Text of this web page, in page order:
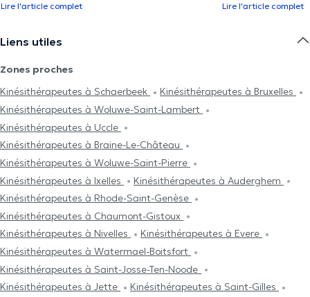
Lire l'article complet Lire l'article complet
Liens utiles
Zones proches
Kinésithérapeutes à Schaerbeek
Kinésithérapeutes à Bruxelles
Kinésithérapeutes à Woluwe-Saint-Lambert
Kinésithérapeutes à Uccle
Kinésithérapeutes à Braine-Le-Château
Kinésithérapeutes à Woluwe-Saint-Pierre
Kinésithérapeutes à Ixelles
Kinésithérapeutes à Auderghem
Kinésithérapeutes à Rhode-Saint-Genèse
Kinésithérapeutes à Chaumont-Gistoux
Kinésithérapeutes à Nivelles
Kinésithérapeutes à Evere
Kinésithérapeutes à Watermael-Boitsfort
Kinésithérapeutes à Saint-Josse-Ten-Noode
Kinésithérapeutes à Jette
Kinésithérapeutes à Saint-Gilles